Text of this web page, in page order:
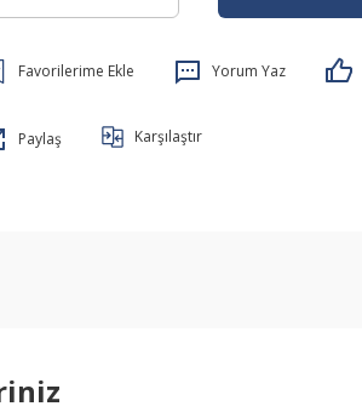
Yorum Yaz
Paylaş Karşılaştır